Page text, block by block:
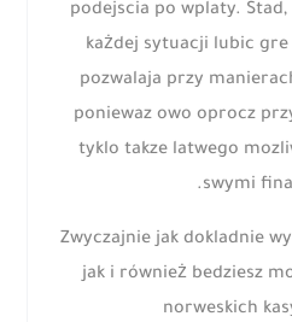
podejscia po wplaty.
każdej sytuacji lubic
pozwalaja przy
poniewaz owo oprocz
tyklo takze latwego
swymi
Zwyczajnie jak dokladnie
jak i również bedziesz
norweskich